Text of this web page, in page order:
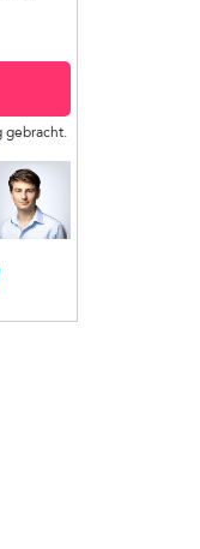
gebracht.